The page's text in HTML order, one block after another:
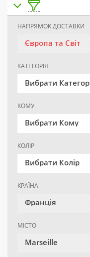
НАПРЯМОК ДОСТАВКИ
Європа та Світ
КАТЕГОРІЯ
Вибрати
КОМУ
Вибрати Кому
КОЛІР
Вибрати Колір
КРАЇНА
Франція
МІСТО
Marseille